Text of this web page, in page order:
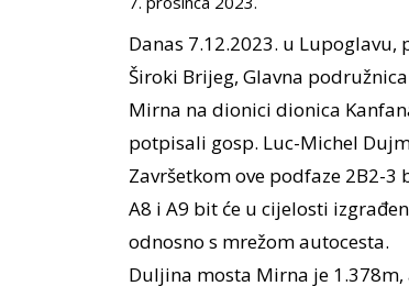
Danas 7.12.2023. u
Široki Brijeg, Glavna
Mirna na dionici dionica
potpisali gosp. Luc-Michel
Završetkom ove podfaze 2B2-
A8 i A9 bit će u cijelosti
odnosno s mrežom autocesta.
Duljina mosta Mirna je